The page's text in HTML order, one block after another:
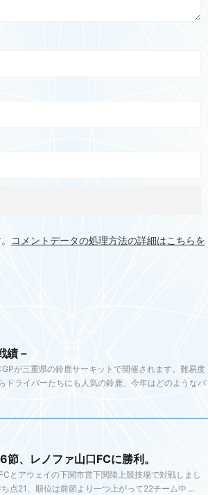
コメントデータの処理方法の詳細はこちらを
績－
が三重県の鈴鹿サーキットで開催されます。難易度
ライバーたちにも人気の鈴鹿、今年はどのようなバ
、レノファ山口FCに勝利。
とアウェイの下関市営下関陸上競技場で対戦しまし
点21、順位は前節より一つ上がって22チーム中 ...